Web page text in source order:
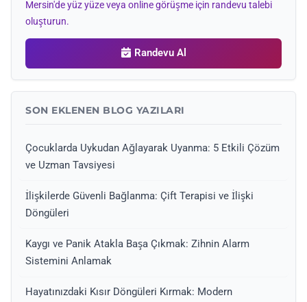
Mersin'de yüz yüze veya online görüşme için randevu talebi
oluşturun.
Randevu Al
SON EKLENEN BLOG YAZILARI
Çocuklarda Uykudan Ağlayarak Uyanma: 5 Etkili Çözüm
ve Uzman Tavsiyesi
İlişkilerde Güvenli Bağlanma: Çift Terapisi ve İlişki
Döngüleri
Kaygı ve Panik Atakla Başa Çıkmak: Zihnin Alarm
Sistemini Anlamak
Hayatınızdaki Kısır Döngüleri Kırmak: Modern